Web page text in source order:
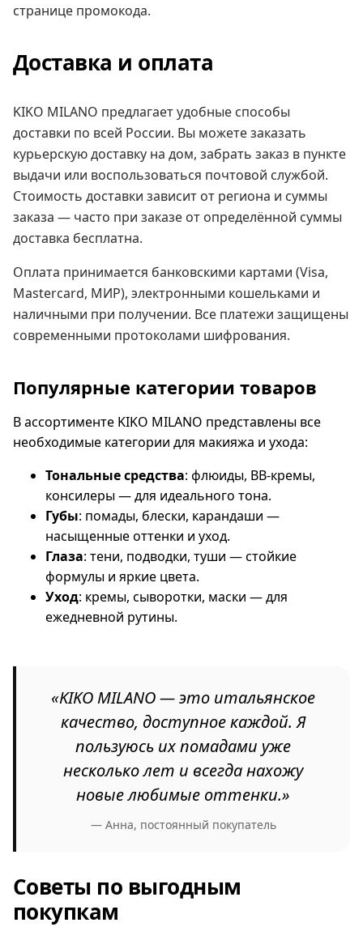
странице промокода.
Доставка и оплата
KIKO MILANO предлагает удобные способы
доставки по всей России. Вы можете заказать
курьерскую доставку на дом, забрать заказ в пункте
выдачи или воспользоваться почтовой службой.
Стоимость доставки зависит от региона и суммы
заказа — часто при заказе от определённой суммы
доставка бесплатна.
Оплата принимается банковскими картами (Visa,
Mastercard, МИР), электронными кошельками и
наличными при получении. Все платежи защищены
современными протоколами шифрования.
Популярные категории товаров
В ассортименте KIKO MILANO представлены все
необходимые категории для макияжа и ухода:
Тональные средства: флюиды, BB-кремы,
консилеры — для идеального тона.
Губы: помады, блески, карандаши —
насыщенные оттенки и уход.
Глаза: тени, подводки, туши — стойкие
формулы и яркие цвета.
Уход: кремы, сыворотки, маски — для
ежедневной рутины.
«KIKO MILANO — это итальянское
качество, доступное каждой. Я
пользуюсь их помадами уже
несколько лет и всегда нахожу
новые любимые оттенки.»
— Анна, постоянный покупатель
Советы по выгодным
покупкам